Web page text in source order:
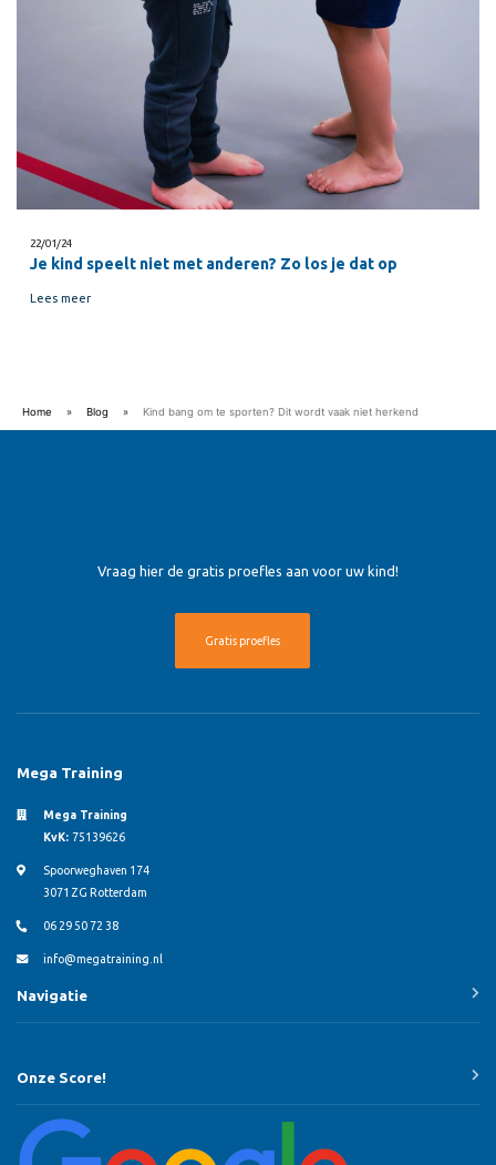
22/01/24
Je kind speelt niet met anderen? Zo los je dat op
Lees meer
Home » Blog » Kind bang om te sporten? Dit wordt vaak niet herkend
Vraag hier de gratis proefles aan voor uw kind!
Gratis proefles
Mega Training
Mega Training
KvK: 75139626
Spoorweghaven 174
3071 ZG Rotterdam
06 29 50 72 38
info@megatraining.nl
Navigatie
Onze Score!